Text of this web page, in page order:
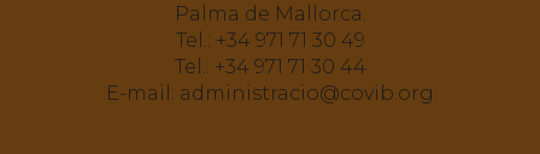
Palma de Mallorca.
Tel.: +34 971 71 30 49
Tel.: +34 971 71 30 44
E-mail: administracio@covib.org